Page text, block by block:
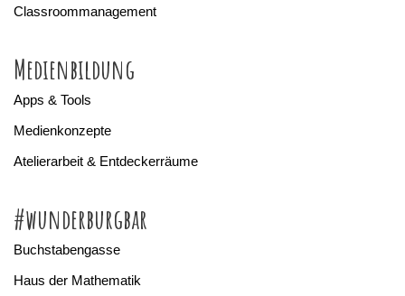
Classroommanagement
Medienbildung
Apps & Tools
Medienkonzepte
Atelierarbeit & Entdeckerräume
#wunderburgbar
Buchstabengasse
Haus der Mathematik